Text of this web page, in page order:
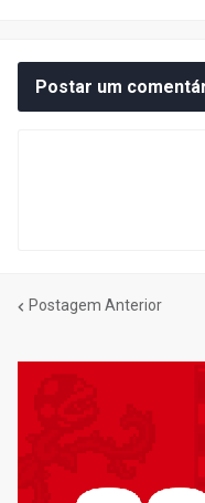
Postar um
Postagem Anterior